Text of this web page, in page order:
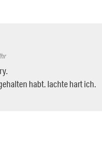
habt. lachte hart ich.